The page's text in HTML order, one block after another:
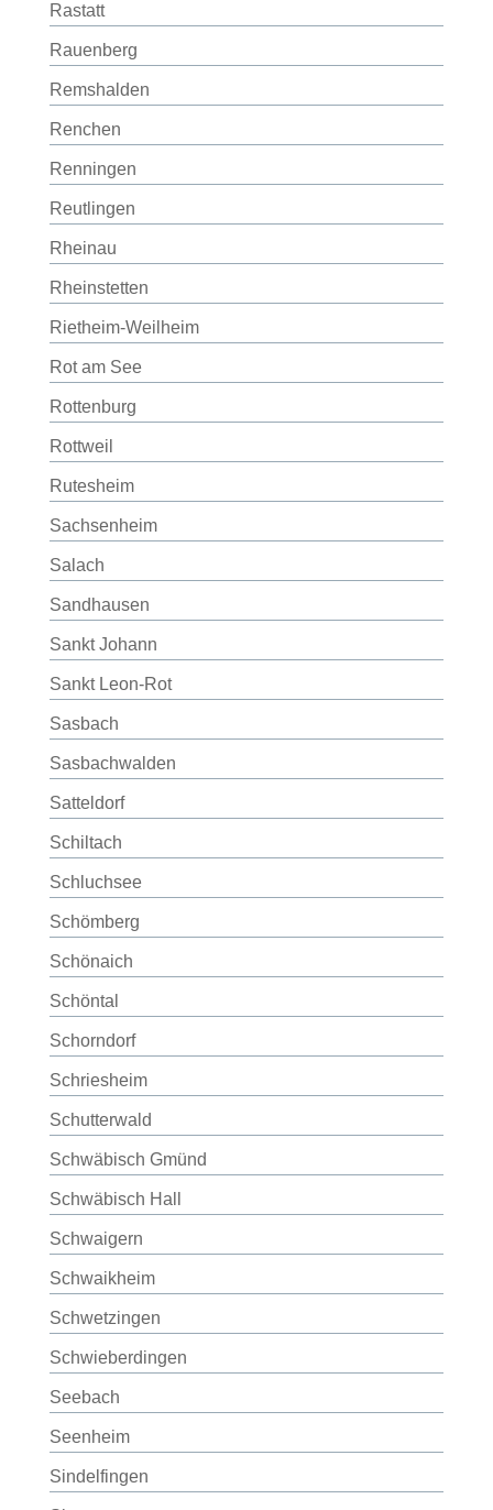
Rastatt
Rauenberg
Remshalden
Renchen
Renningen
Reutlingen
Rheinau
Rheinstetten
Rietheim-Weilheim
Rot am See
Rottenburg
Rottweil
Rutesheim
Sachsenheim
Salach
Sandhausen
Sankt Johann
Sankt Leon-Rot
Sasbach
Sasbachwalden
Satteldorf
Schiltach
Schluchsee
Schömberg
Schönaich
Schöntal
Schorndorf
Schriesheim
Schutterwald
Schwäbisch Gmünd
Schwäbisch Hall
Schwaigern
Schwaikheim
Schwetzingen
Schwieberdingen
Seebach
Seenheim
Sindelfingen